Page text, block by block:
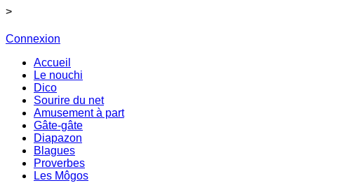
>
Connexion
Accueil
Le nouchi
Dico
Sourire du net
Amusement à part
Gâte-gâte
Diapazon
Blagues
Proverbes
Les Môgos